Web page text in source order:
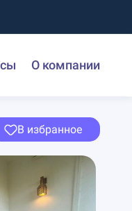
О компании
В избранное